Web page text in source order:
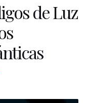
de Luz